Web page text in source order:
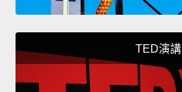
TED演講